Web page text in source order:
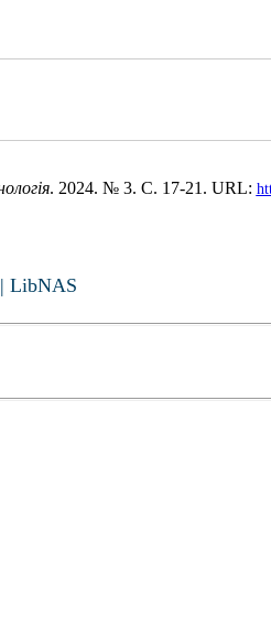
. 2024. № 3. С. 17-21. URL:
LibNAS